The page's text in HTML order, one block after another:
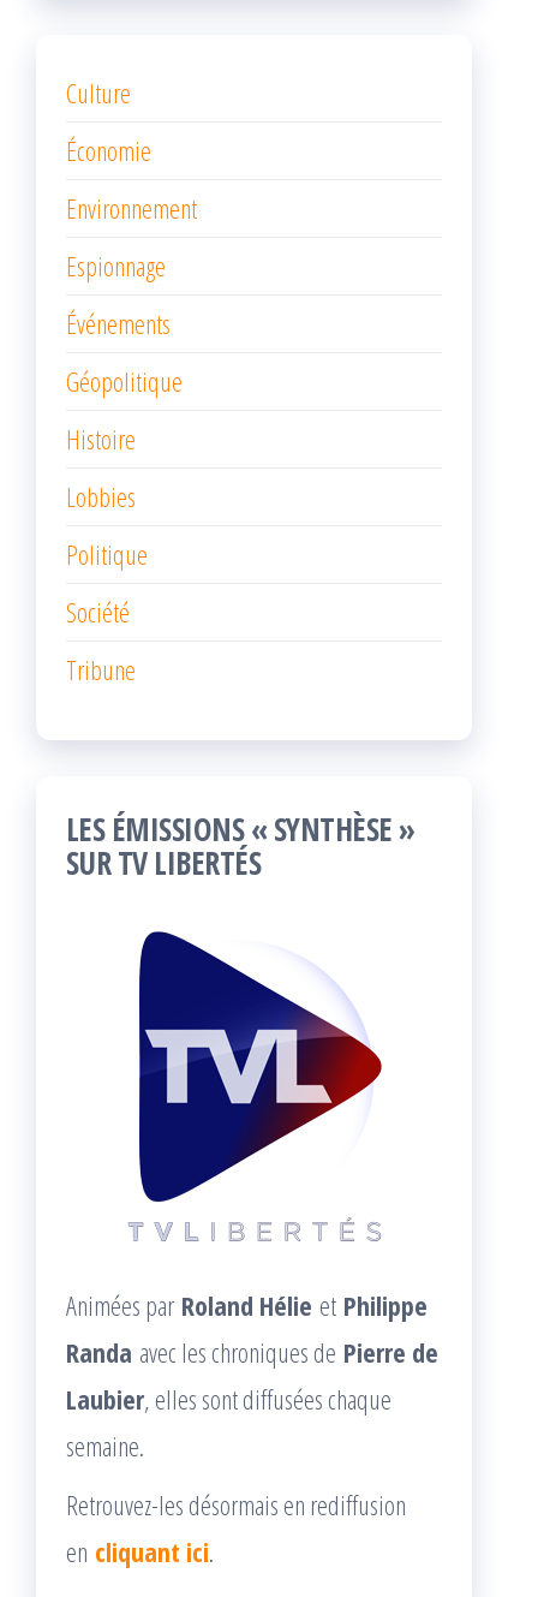
Culture
Économie
Environnement
Espionnage
Événements
Géopolitique
Histoire
Lobbies
Politique
Société
Tribune
LES ÉMISSIONS « SYNTHÈSE »
SUR TV LIBERTÉS
Animées par Roland Hélie et Philippe
Randa avec les chroniques de Pierre de
Laubier, elles sont diffusées chaque
semaine.
Retrouvez-les désormais en rediffusion
en cliquant ici.